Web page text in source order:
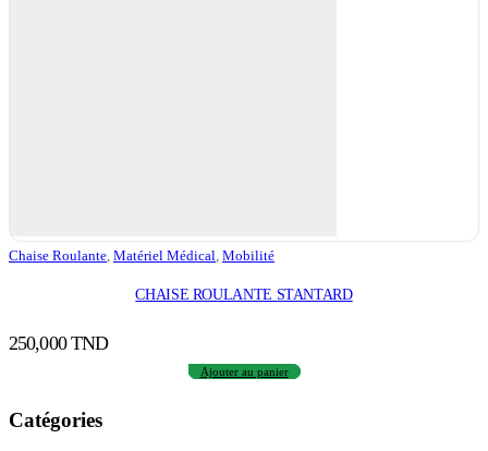
Chaise Roulante, Matériel Médical, Mobilité
CHAISE ROULANTE STANTARD
250,000TND
Ajouter au panier
Catégories